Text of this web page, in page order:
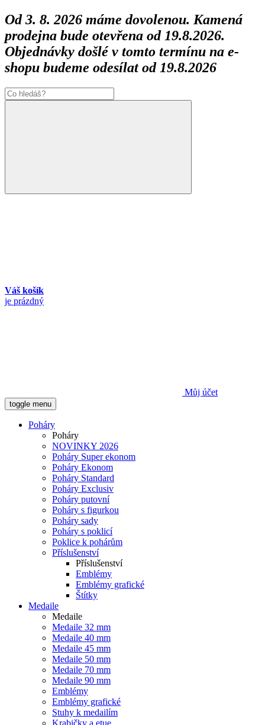
Od 3. 8. 2026 máme dovolenou. Kamená
prodejna bude otevřena od 19.8.2026.
Objednávky došlé v tomto termínu na e-
shopu budeme odesílat od 19.8.2026
Váš košík
je prázdný
Můj účet
toggle menu
Poháry
Poháry
NOVINKY 2026
Poháry Super ekonom
Poháry Ekonom
Poháry Standard
Poháry Exclusiv
Poháry putovní
Poháry s figurkou
Poháry sady
Poháry s poklicí
Poklice k pohárům
Příslušenství
Příslušenství
Emblémy
Emblémy grafické
Štítky
Medaile
Medaile
Medaile 32 mm
Medaile 40 mm
Medaile 45 mm
Medaile 50 mm
Medaile 70 mm
Medaile 90 mm
Emblémy
Emblémy grafické
Stuhy k medailím
Krabičky a etue